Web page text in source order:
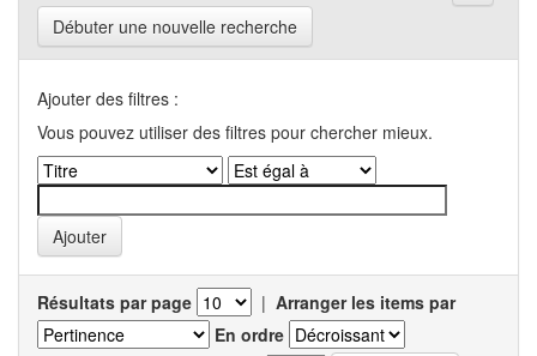
Débuter une nouvelle recherche
Ajouter des filtres :
Vous pouvez utiliser des filtres pour chercher mieux.
Résultats par page | Arranger les items par
En ordre